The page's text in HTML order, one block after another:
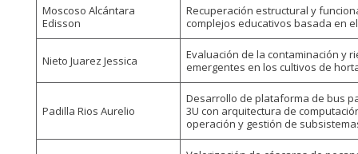
Moscoso Alcántara
Edisson
Recuperación estructural y
complejos educativos basada en
Nieto Juarez Jessica
Evaluación de la contaminación y
emergentes en los cultivos de
Padilla Rios Aurelio
Desarrollo de plataforma de bus
3U con arquitectura de
operación y gestión de